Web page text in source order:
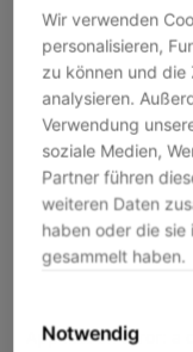
Wir verwenden
personalisieren,
zu können und die
analysieren.
Verwendung
soziale Medien,
Partner führen
weiteren Daten
haben oder die sie
gesammelt haben.
Notwendig
Application error: a